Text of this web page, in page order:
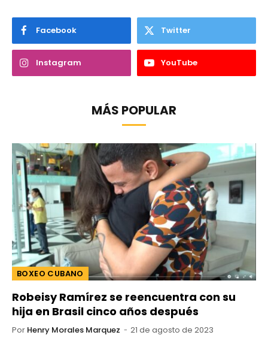
Facebook Twitter
Instagram YouTube
MÁS POPULAR
BOXEO CUBANO
Robeisy Ramírez se reencuentra con su
hija en Brasil cinco años después
Por Henry Morales Marquez 21 de agosto de 2023